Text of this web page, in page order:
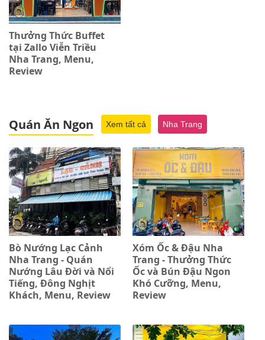
Thưởng Thức Buffet
tại Zallo Viễn Triều
Nha Trang, Menu,
Review
Quán Ăn Ngon Xem tất cả Nha Trang
Bò Nướng Lạc Cảnh
Nha Trang - Quán
Nướng Lâu Đời và Nổi
Tiếng, Đông Nghịt
Khách, Menu, Review
Xóm Ốc & Đậu Nha
Trang - Thưởng Thức
Ốc và Bún Đậu Ngon
Khó Cưỡng, Menu,
Review